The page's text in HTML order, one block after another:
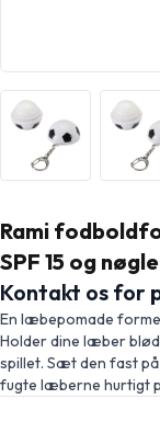
Rami
SPF 15 og
Kontakt os for
En læbepomade
Holder dine læber
spillet. Sæt den fast
fugte læberne hurtigt